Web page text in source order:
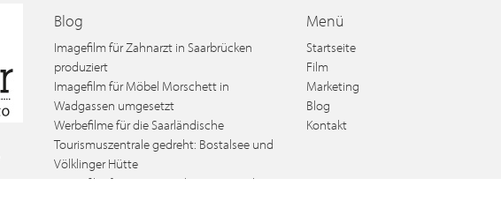
Blog
Imagefilm für Zahnarzt in Saarbrücken
produziert
Imagefilm für Möbel Morschett in
Wadgassen umgesetzt
Werbefilme für die Saarländische
Tourismuszentrale gedreht: Bostalsee und
Völklinger Hütte
Imagefilm für Parquet Böhm in Luxemburg
Menü
Startseite
Film
Marketing
Blog
Kontakt